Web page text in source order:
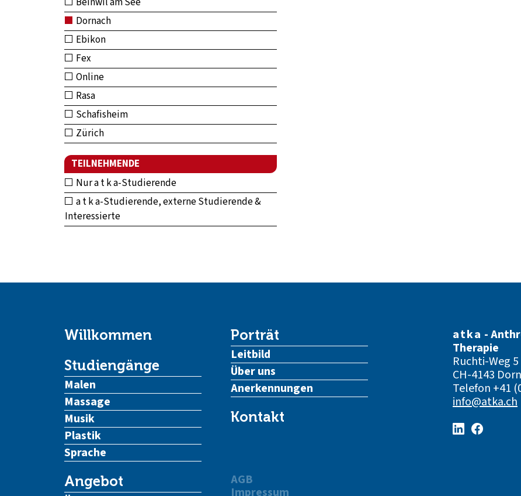
Dornach
Ebikon
Fex
Online
Rasa
Schafisheim
Zürich
TEILNEHMENDE
Nur a t k a-Studierende
a t k a-Studierende, externe Studierende &
Interessierte
Willkommen
Studiengänge
Malen
Massage
Musik
Plastik
Sprache
Angebot
Porträt
Leitbild
Über uns
Anerkennungen
Kontakt
AGB
Impressum
atka -
Therapie
Ruchti-Weg 5
CH-4143
Telefon +41
info@atka.ch